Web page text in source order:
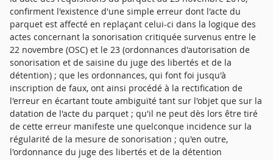
confirment l'existence d'une simple erreur dont l'acte du
parquet est affecté en replaçant celui-ci dans la logique des
actes concernant la sonorisation critiquée survenus entre le
22 novembre (OSC) et le 23 (ordonnances d'autorisation de
sonorisation et de saisine du juge des libertés et de la
détention) ; que les ordonnances, qui font foi jusqu'à
inscription de faux, ont ainsi procédé à la rectification de
l'erreur en écartant toute ambiguïté tant sur l'objet que sur la
datation de l'acte du parquet ; qu'il ne peut dès lors être tiré
de cette erreur manifeste une quelconque incidence sur la
régularité de la mesure de sonorisation ; qu'en outre,
l'ordonnance du juge des libertés et de la détention